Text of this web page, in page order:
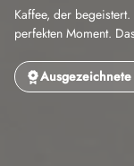
Kaffee, der
perfekten Moment.